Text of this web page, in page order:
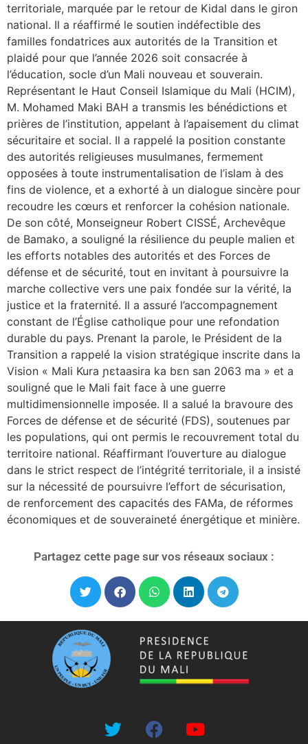
territoriale, marquée par le retour de Kidal dans le giron
national. Il a réaffirmé le soutien indéfectible des
familles fondatrices aux autorités de la Transition et
plaidé pour que l’année 2026 soit consacrée à
l’éducation, socle d’un Mali nouveau et souverain.
Représentant le Haut Conseil Islamique du Mali (HCIM),
M. Mohamed Maki BAH a transmis les bénédictions et
prières de l’institution, appelant à l’apaisement du climat
sécuritaire et social. Il a rappelé la position constante
des autorités religieuses musulmanes, fermement
opposées à toute instrumentalisation de l’islam à des
fins de violence, et a exhorté à un dialogue sincère pour
recoudre les cœurs et renforcer la cohésion nationale.
De son côté, Monseigneur Robert CISSÉ, Archevêque
de Bamako, a souligné la résilience du peuple malien et
les efforts notables des autorités et des Forces de
défense et de sécurité, tout en invitant à poursuivre la
marche collective vers une paix fondée sur la vérité, la
justice et la fraternité. Il a assuré l’accompagnement
constant de l’Église catholique pour une refondation
durable du pays. Prenant la parole, le Président de la
Transition a rappelé la vision stratégique inscrite dans la
Vision « Mali Kura ɲɛtaasira ka bɛn san 2063 ma » et a
souligné que le Mali fait face à une guerre
multidimensionnelle imposée. Il a salué la bravoure des
Forces de défense et de sécurité (FDS), soutenues par
les populations, qui ont permis le recouvrement total du
territoire national. Réaffirmant l’ouverture au dialogue
dans le strict respect de l’intégrité territoriale, il a insisté
sur la nécessité de poursuivre l’effort de sécurisation,
de renforcement des capacités des FAMa, de réformes
économiques et de souveraineté énergétique et minière.
Partagez cette page sur vos réseaux sociaux :